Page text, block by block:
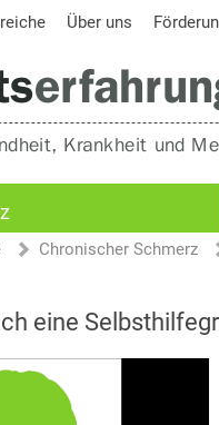
Über uns
Chronischer Schmerz
eine